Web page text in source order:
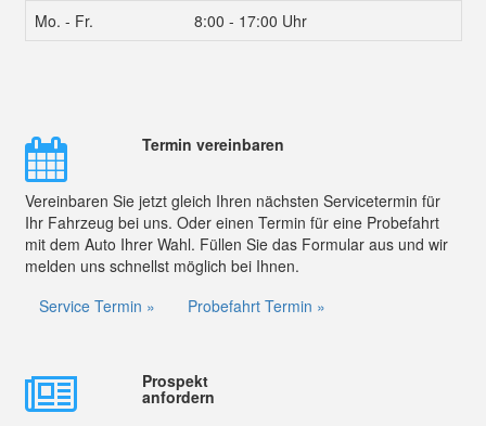
Mo. - Fr.
8:00 - 17:00 Uhr
Termin vereinbaren
Vereinbaren Sie jetzt gleich Ihren nächsten Servicetermin für
Ihr Fahrzeug bei uns. Oder einen Termin für eine Probefahrt
mit dem Auto Ihrer Wahl. Füllen Sie das Formular aus und wir
melden uns schnellst möglich bei Ihnen.
Service Termin »
Probefahrt Termin »
Prospekt
anfordern